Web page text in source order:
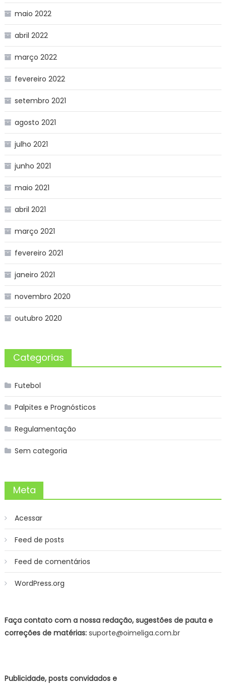
maio 2022
abril 2022
março 2022
fevereiro 2022
setembro 2021
agosto 2021
julho 2021
junho 2021
maio 2021
abril 2021
março 2021
fevereiro 2021
janeiro 2021
novembro 2020
outubro 2020
Categorias
Futebol
Palpites e Prognósticos
Regulamentação
Sem categoria
Meta
Acessar
Feed de posts
Feed de comentários
WordPress.org
Faça contato com a nossa redação, sugestões de pauta e
correções de matérias:suporte@oimeliga.com.br
Publicidade, posts convidados e